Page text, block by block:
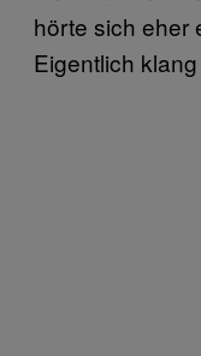
hörte sich eher
Eigentlich